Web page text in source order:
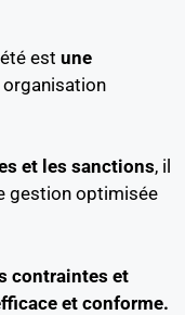
est une
et les sanctions, il
gestion optimisée
contraintes et
et conforme.